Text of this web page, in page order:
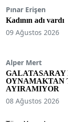
Pınar Erişen
Kadının adı vardı
09 Ağustos 2026
Alper Mert
OYNAMAKTAN
AYIRAMIYOR
08 Ağustos 2026